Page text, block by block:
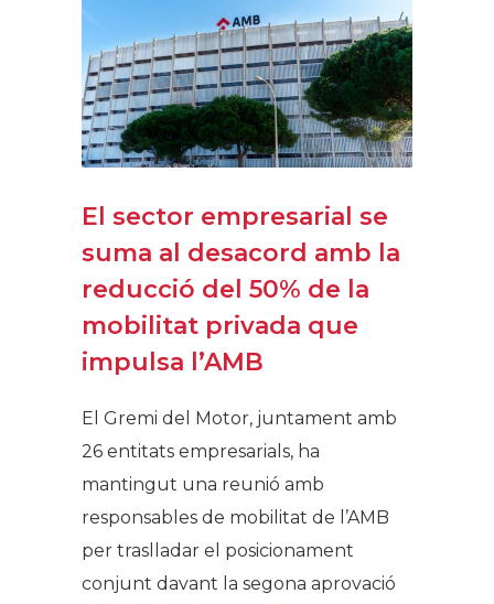
El sector empresarial se
suma al desacord amb la
reducció del 50% de la
mobilitat privada que
impulsa l’AMB
El Gremi del Motor, juntament amb
26 entitats empresarials, ha
mantingut una reunió amb
responsables de mobilitat de l’AMB
per traslladar el posicionament
conjunt davant la segona aprovació